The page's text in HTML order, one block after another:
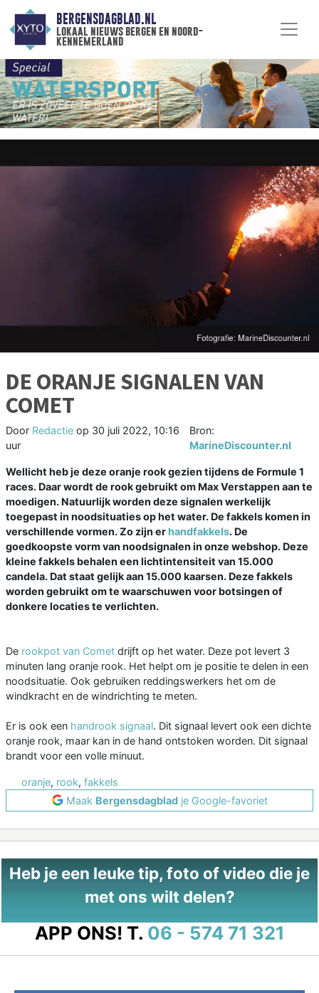
BERGENSDAGBLAD.NL
lokaal nieuws bergen en noord-
kennemerland
DE ORANJE SIGNALEN VAN
COMET
Door Redactie op 30 juli 2022, 10:16
uur
Bron:
MarineDiscounter.nl
Wellicht heb je deze oranje rook gezien tijdens de Formule 1
races. Daar wordt de rook gebruikt om Max Verstappen aan te
moedigen. Natuurlijk worden deze signalen werkelijk
toegepast in noodsituaties op het water. De fakkels komen in
verschillende vormen. Zo zijn erhandfakkels. De
goedkoopste vorm van noodsignalen in onze webshop. Deze
kleine fakkels behalen een lichtintensiteit van 15.000
candela. Dat staat gelijk aan 15.000 kaarsen. Deze fakkels
worden gebruikt om te waarschuwen voor botsingen of
donkere locaties te verlichten.
De rookpot van Comet drijft op het water. Deze pot levert 3
minuten lang oranje rook. Het helpt om je positie te delen in een
noodsituatie. Ook gebruiken reddingswerkers het om de
windkracht en de windrichting te meten.
Er is ook een handrook signaal. Dit signaal levert ook een dichte
oranje rook, maar kan in de hand ontstoken worden. Dit signaal
brandt voor een volle minuut.
oranje, rook, fakkels
Maak Bergensdagbladje Google-favoriet
Heb je een leuke tip, foto of video die je
met ons wilt delen?
APP ONS! T. 06 - 574 71 321